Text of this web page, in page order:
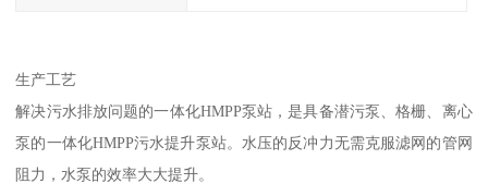
生产工艺
解决污水排放问题的一体化HMPP泵站，是具备潜污泵、格栅、离心
泵的一体化HMPP污水提升泵站。水压的反冲力无需克服滤网的管网
阻力，水泵的效率大大提升。